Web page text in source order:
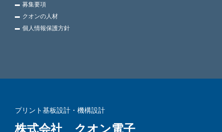
募集要項
クオンの人材
個人情報保護方針
プリント基板設計・機構設計
株式会社 クオン電子